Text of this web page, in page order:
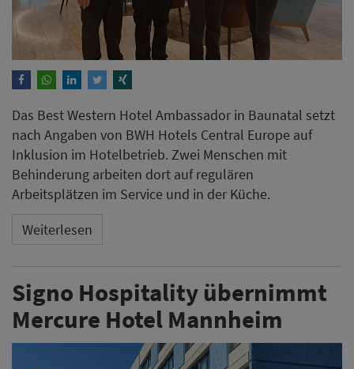
Das Best Western Hotel Ambassador in Baunatal setzt
nach Angaben von BWH Hotels Central Europe auf
Inklusion im Hotelbetrieb. Zwei Menschen mit
Behinderung arbeiten dort auf regulären
Arbeitsplätzen im Service und in der Küche.
Weiterlesen
Signo Hospitality übernimmt
Mercure Hotel Mannheim